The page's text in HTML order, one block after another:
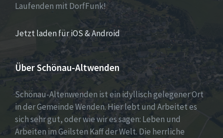
Laufenden mit DorfFunk!
Jetzt laden für iOS & Android
Über Schönau-Altwenden
Schönau-Altenwenden ist ein idyllisch gelegener Ort
in der Gemeinde Wenden. Hier lebt und Arbeitet es
sich sehr gut, oder wie wir es sagen: Leben und
Arbeiten im Geilsten Kaff der Welt. Die herrliche